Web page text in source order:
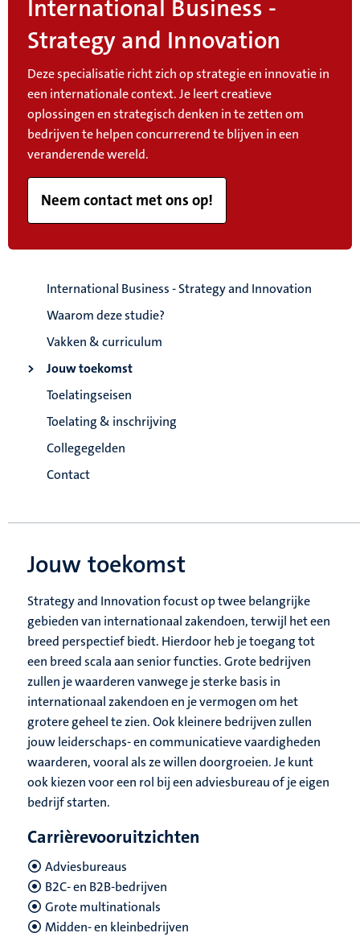
International Business -
Strategy and Innovation
Deze specialisatie richt zich op strategie en innovatie in
een internationale context. Je leert creatieve
oplossingen en strategisch denken in te zetten om
bedrijven te helpen concurrerend te blijven in een
veranderende wereld.
Neem contact met ons op!
International Business - Strategy and Innovation
Waarom deze studie?
Vakken & curriculum
Jouw toekomst
Toelatingseisen
Toelating & inschrijving
Collegegelden
Contact
Jouw toekomst
Strategy and Innovation focust op twee belangrijke
gebieden van internationaal zakendoen, terwijl het een
breed perspectief biedt. Hierdoor heb je toegang tot
een breed scala aan senior functies. Grote bedrijven
zullen je waarderen vanwege je sterke basis in
internationaal zakendoen en je vermogen om het
grotere geheel te zien. Ook kleinere bedrijven zullen
jouw leiderschaps- en communicatieve vaardigheden
waarderen, vooral als ze willen doorgroeien. Je kunt
ook kiezen voor een rol bij een adviesbureau of je eigen
bedrijf starten.
Carrièrevooruitzichten
Adviesbureaus
B2C- en B2B-bedrijven
Grote multinationals
Midden- en kleinbedrijven